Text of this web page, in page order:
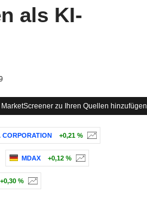
als KI-
MarketScreener zu Ihren Quellen hinzufügen
CORPORATION +0,21 %
MDAX +0,12 %
+0,30 %